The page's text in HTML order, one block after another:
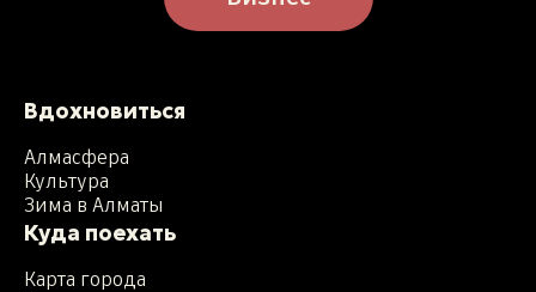
Вдохновиться
Алмасфера
Культура
Зима в Алматы
Куда поехать
Карта города